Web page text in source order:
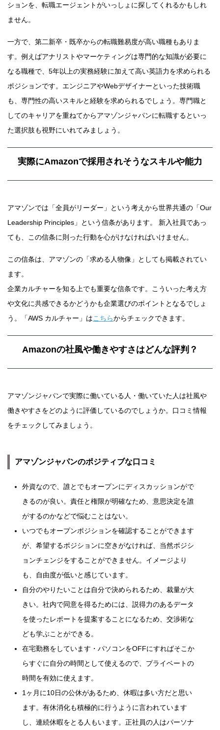
ションを、転職エージェントがいっしょに探してくれるかもしれ
ません。
一方で、第二新卒・既卒からの転職難易度が高い職種もありま
す。例えばアナリストやマーケティングは専門的な知識が必要に
なる職種で、5年以上の実務経験に加えて高い英語力を求められる
ポジションです。エンジニアやWebデザイナーといった技術職
も、専門性の高いスキルと経験を求められるでしょう。専門職と
してのキャリアを重ねてからアマゾンジャパンに転職するといっ
た選択肢も視野にいれてみましょう。
実際にAmazonで採用されそうなスキルや能力
アマゾンでは「全員がリーダー」という考えから世界共通の「Our
Leadership Principles」という信条があります。 新入社員であっ
ても、この信条に則った行動を心がけなければいけません。
この信条は、アマゾンの「求める人物像」としても掲載されてい
ます。
企業カルチャーを知る上でも重要な信条です。こういった考え方
や文化に共感できるかどうかも企業選びのポイントとなるでしょ
う。「AWS カルチャー」はこちらからチェックできます。
Amazonの社風や働きやすさはどんな評判？
アマゾンジャパンで実際に働いている人・働いていた人は社風や
働きやすさをどのように評価しているのでしょうか。口コミ情報
をチェックしてみましょう。
アマゾンジャパンのポジティブな口コミ
外資なので、誰とでもオープンにディスカッションがで
きるのが良い。責任と権限が明確なため、意思決定を誰
がするのかなどで悩むことはない。
いつでもオープンポジションを確認することができます
が、希望するポジションに空きがなければ、当然ポジシ
ョンチェンジをすることができません。イメージより
も、自由度が低いと感じています。
自分のやりたいことは自分で決められるため、裁量が大
きい。社内で同意を得るためには、説得力のあるデータ
を使ったレポートを提案することになるため、交渉術な
ども学ぶことができる。
在宅勤務をしています・パソコンをOFFにすればそこか
らすぐに自分の時間として使えるので、プライベートの
時間を有効に使えます。
1ヶ月に10日の公休があるため、休暇は多い方だと思い
ます。有休消化も積極的に行うように言われています
し、連続休暇をとる人もいます。正社員の人はパーソナ